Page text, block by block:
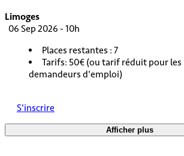
Limoges
06 Sep 2026 - 10h
Places restantes : 7
Tarifs: 50€ (ou tarif réduit pour les
demandeurs d'emploi)
S'inscrire
Afficher plus